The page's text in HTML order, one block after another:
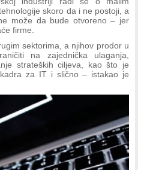
skoro da i ne postoji, a
može da bude otvoreno – jer
firme.
sektorima, a njihov prodor u
na zajednička ulaganja,
strateških ciljeva, kao što je
za IT i slično – istakao je